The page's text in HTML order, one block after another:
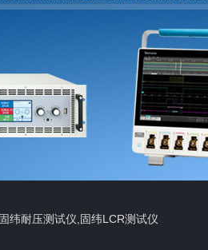
纬耐压测试仪,固纬LCR测试仪